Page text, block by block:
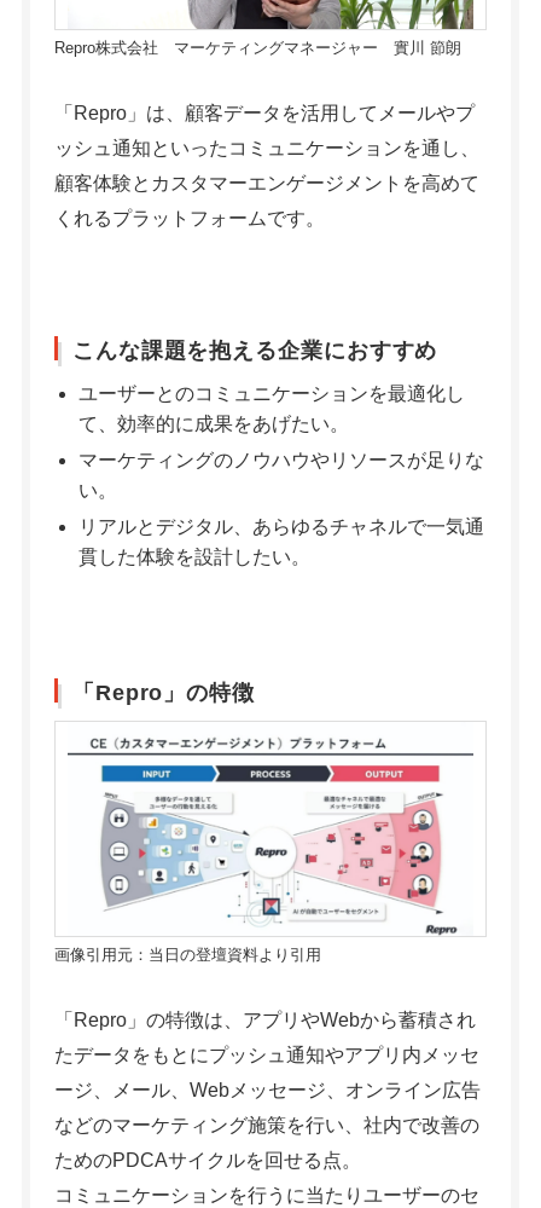
Repro株式会社 マーケティングマネージャー 實川 節朗
「Repro」は、顧客データを活用してメールやプ
ッシュ通知といったコミュニケーションを通し、
顧客体験とカスタマーエンゲージメントを高めて
くれるプラットフォームです。
こんな課題を抱える企業におすすめ
ユーザーとのコミュニケーションを最適化し
て、効率的に成果をあげたい。
マーケティングのノウハウやリソースが足りな
い。
リアルとデジタル、あらゆるチャネルで一気通
貫した体験を設計したい。
「Repro」の特徴
画像引用元：当日の登壇資料より引用
「Repro」の特徴は、アプリやWebから蓄積され
たデータをもとにプッシュ通知やアプリ内メッセ
ージ、メール、Webメッセージ、オンライン広告
などのマーケティング施策を行い、社内で改善の
ためのPDCAサイクルを回せる点。
コミュニケーションを行うに当たりユーザーのセ